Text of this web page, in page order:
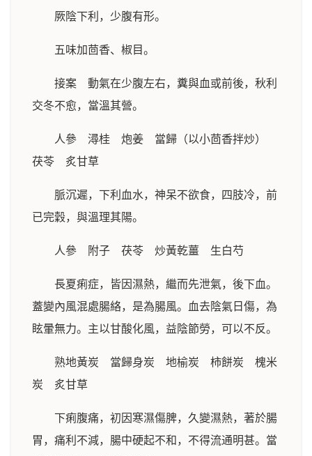
厥陰下利，少腹有形。
五味加茴香、椒目。
接案 動氣在少腹左右，糞與血或前後，秋利
交冬不愈，當溫其營。
人參 潯桂 炮姜 當歸（以小茴香拌炒）
茯苓 炙甘草
脈沉遲，下利血水，神呆不欲食，四肢冷，前
已完穀，與溫理其陽。
人參 附子 茯苓 炒黃乾薑 生白芍
長夏痢症，皆因濕熱，繼而先泄氣，後下血。
蓋變內風混處腸絡，是為腸風。血去陰氣日傷，為
眩暈無力。主以甘酸化風，益陰節勞，可以不反。
熟地黃炭 當歸身炭 地榆炭 柿餅炭 槐米
炭 炙甘草
下痢腹痛，初因寒濕傷脾，久變濕熱，著於腸
胃，痛利不減，腸中硬起不和，不得流通明甚。當